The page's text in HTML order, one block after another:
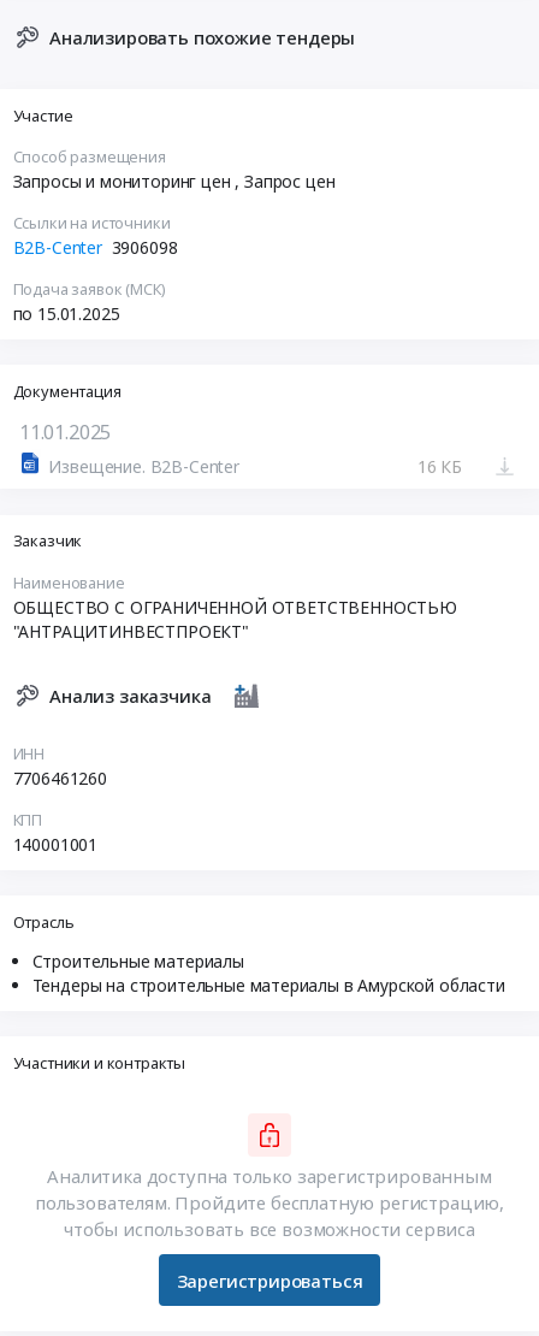
Анализировать похожие тендеры
Участие
Способ размещения
Запросы и мониторинг цен , Запрос цен
Ссылки на источники
B2B-Center 3906098
Подача заявок (МСК)
по 15.01.2025
Документация
11.01.2025
Извещение. B2B-Center 16 КБ
Заказчик
Наименование
ОБЩЕСТВО С ОГРАНИЧЕННОЙ ОТВЕТСТВЕННОСТЬЮ
"АНТРАЦИТИНВЕСТПРОЕКТ"
Анализ заказчика
ИНН
7706461260
КПП
140001001
Отрасль
Строительные материалы
Тендеры на строительные материалы в Амурской области
Участники и контракты
Аналитика доступна только зарегистрированным
пользователям. Пройдите бесплатную регистрацию,
чтобы использовать все возможности сервиса
Зарегистрироваться